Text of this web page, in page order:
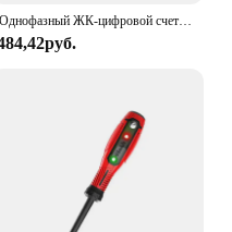
Однофазный ЖК-цифровой счетчик энергии Сброс Нулевой кВтч Напряжение Ток Счетчик потребления энергии Электрический ваттметр 220 В Din-рейка